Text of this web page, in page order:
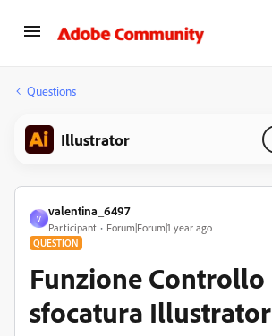
Questions
Illustrator
V
valentina_6497
Participant Forum|Forum|1 year ago
QUESTION
Funzione Controllo
sfocatura Illustrator